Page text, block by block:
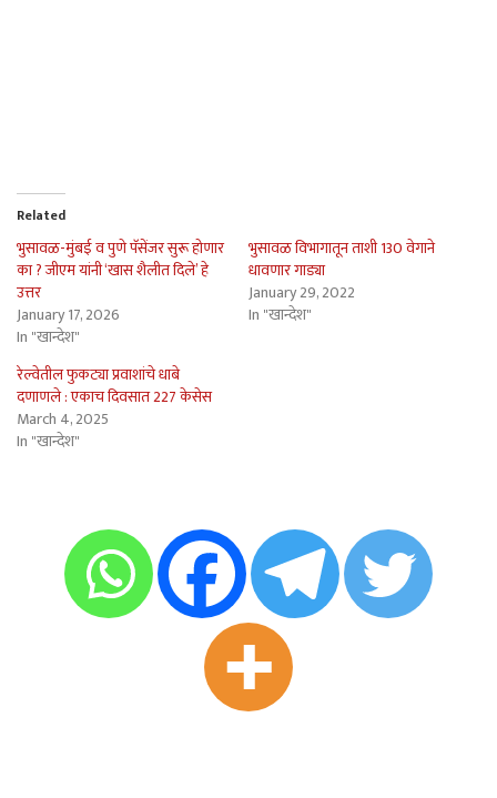
Related
भुसावळ-मुंबई व पुणे पॅसेंजर सुरू होणार
का ? जीएम यांनी ‘खास शैलीत दिले’ हे
उत्तर
January 17, 2026
In "खान्देश"
भुसावळ विभागातून ताशी 130 वेगाने
धावणार गाड्या
January 29, 2022
In "खान्देश"
रेल्वेतील फुकट्या प्रवाशांचे धाबे
दणाणले : एकाच दिवसात 227 केसेस
March 4, 2025
In "खान्देश"